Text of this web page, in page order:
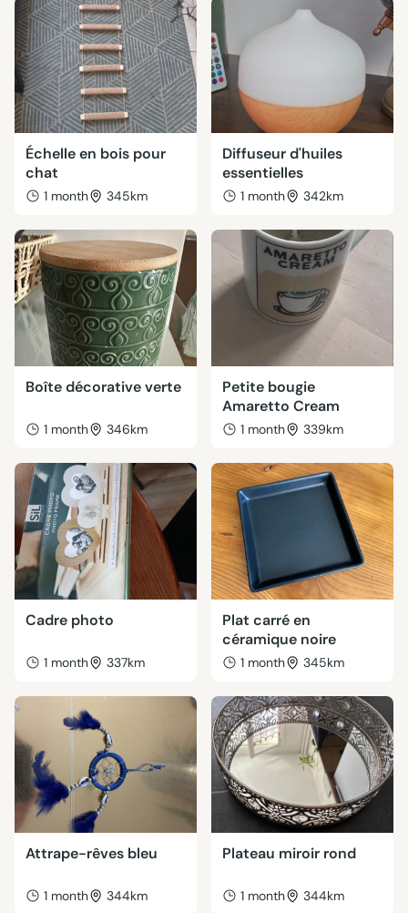
Échelle en bois pour
chat
1 month 345km
Diffuseur d'huiles
essentielles
1 month 342km
Boîte décorative verte
1 month 346km
Petite bougie
Amaretto Cream
1 month 339km
Cadre photo
1 month 337km
Plat carré en
céramique noire
1 month 345km
Attrape-rêves bleu
1 month 344km
Plateau miroir rond
1 month 344km